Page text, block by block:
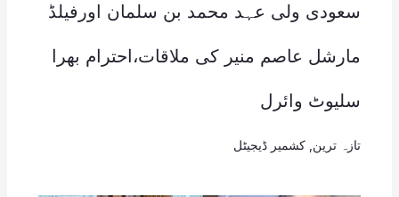
سعودی ولی عہد محمد بن سلمان اورفیلڈ
مارشل عاصم منیر کی ملاقات،احترام بھرا
سلیوٹ وائرل
تازہ ترین کشمیر ڈیجیٹل